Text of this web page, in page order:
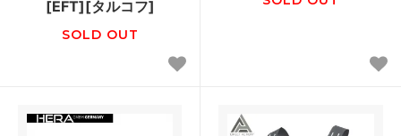
[EFT][タルコフ]
SOLD OUT